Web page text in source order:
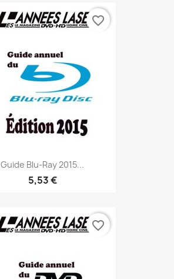
Guide Blu-Ray 2015...
5,53 €
favorite_border
favorite_border